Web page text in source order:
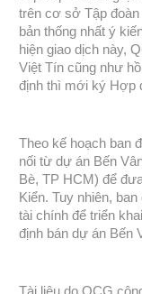
trên cơ sở Tập
bản thống nhất ý
hiện giao dịch này,
Việt Tín cũng như
định thì mới ký Hợp
Theo kế hoạch ban
nối từ dự án Bến
Bè, TP HCM) để
Kiển. Tuy nhiên,
tài chính để triển
định bán dự án Bến
Tài liệu do QCG